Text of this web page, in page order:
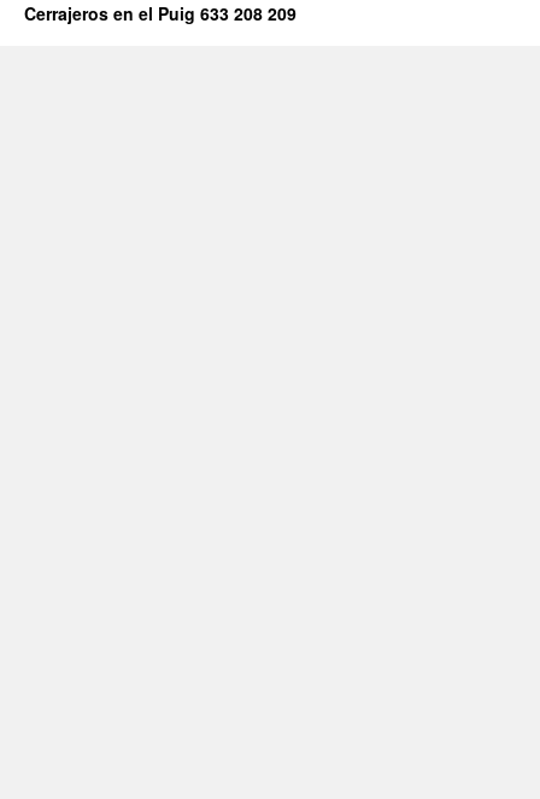
Cerrajeros en el Puig 633 208 209